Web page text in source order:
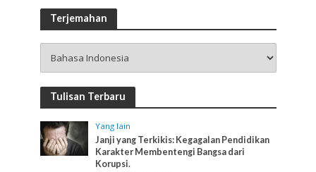
Terjemahan
Tulisan Terbaru
Yang lain
Janji yang Terkikis: Kegagalan Pendidikan
Karakter Membentengi Bangsa dari
Korupsi.